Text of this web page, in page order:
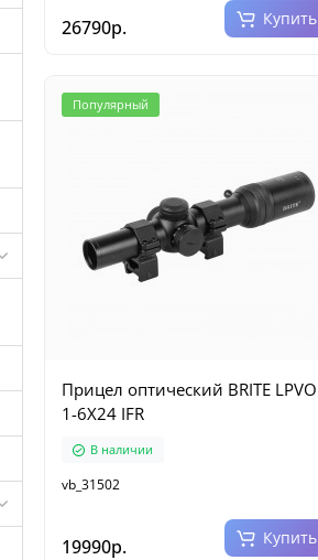
26790р. Купить
Популярный
Прицел оптический BRITE LPVO
1-6X24 IFR
В наличии
vb_31502
19990р. Купить